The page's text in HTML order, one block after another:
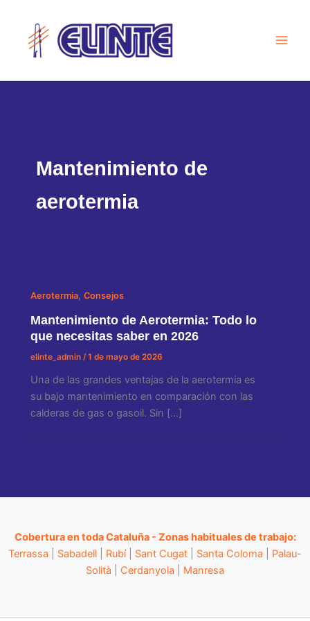
contenido
Mantenimiento de
aerotermia
Aerotermia,Consejos
Mantenimiento de Aerotermia: Todo lo
que necesitas saber en 2026
elinte_admin /1 de mayo de 2026
Una de las grandes ventajas de la aerotermia es
su bajo mantenimiento en comparación con las
calderas de gas o gasoil. Sin […]
Cobertura en toda Cataluña - Zonas habituales de trabajo:
Terrassa
Sabadell Rubí| Sant Cugat Santa Coloma
Palau-
Solità
Cerdanyola Manresa